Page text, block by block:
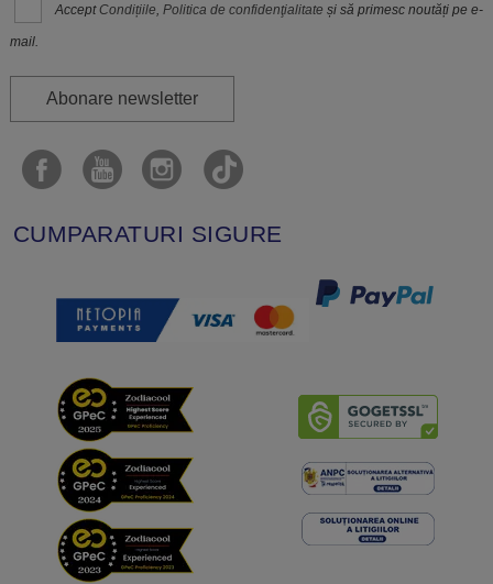
Accept Condițiile ,Politica de confidenţialitate și să primesc noutăți pe e-
mail.
Abonare newsletter
CUMPARATURI SIGURE